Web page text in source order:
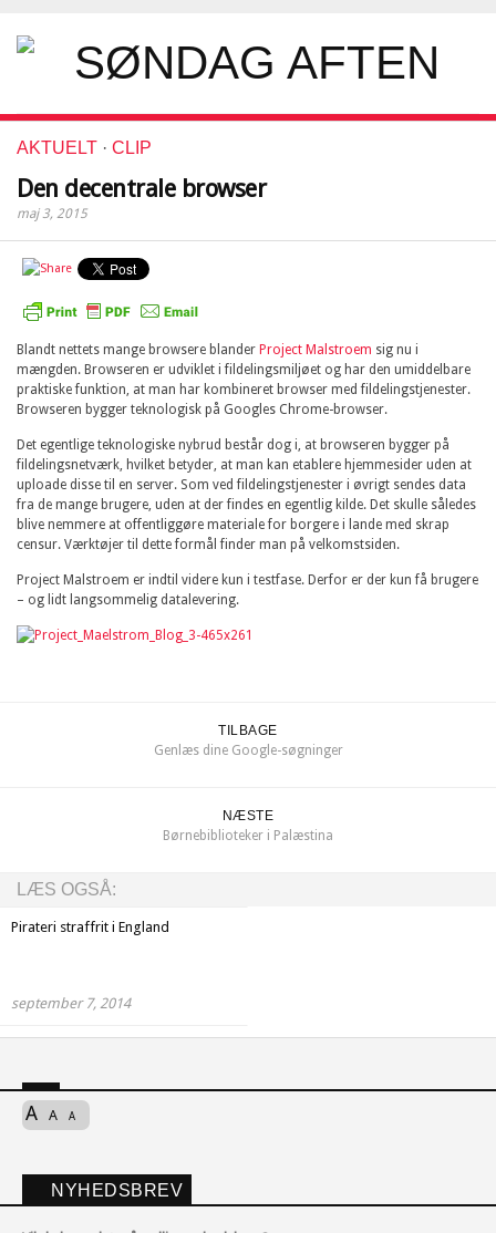
AKTUELT · CLIP
Den decentrale browser
maj 3, 2015
Blandt nettets mange browsere blander Project Malstroem sig nu i
mængden. Browseren er udviklet i fildelingsmiljøet og har den umiddelbare
praktiske funktion, at man har kombineret browser med fildelingstjenester.
Browseren bygger teknologisk på Googles Chrome-browser.
Det egentlige teknologiske nybrud består dog i, at browseren bygger på
fildelingsnetværk, hvilket betyder, at man kan etablere hjemmesider uden at
uploade disse til en server. Som ved fildelingstjenester i øvrigt sendes data
fra de mange brugere, uden at der findes en egentlig kilde. Det skulle således
blive nemmere at offentliggøre materiale for borgere i lande med skrap
censur. Værktøjer til dette formål finder man på velkomstsiden.
Project Malstroem er indtil videre kun i testfase. Derfor er der kun få brugere
– og lidt langsommelig datalevering.
TILBAGE
Genlæs dine Google-søgninger
NÆSTE
Børnebiblioteker i Palæstina
LÆS OGSÅ:
Pirateri straffrit i England
september 7, 2014
A A A
NYHEDSBREV